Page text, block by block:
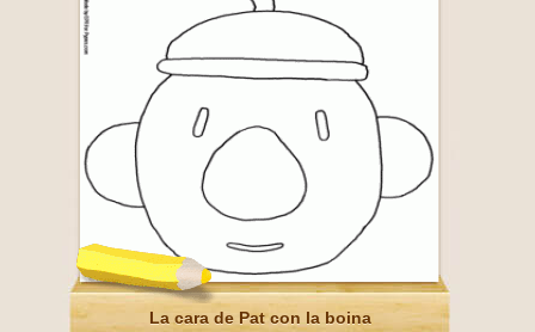
La cara de Pat con la boina